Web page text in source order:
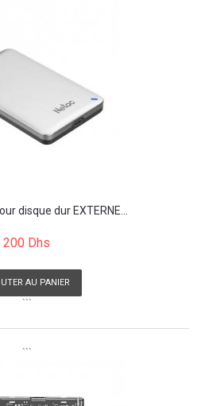
disque dur EXTERNE...
200 Dhs
AU PANIER
```
```